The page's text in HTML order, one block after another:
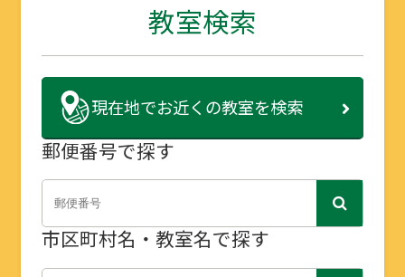
教室検索
現在地でお近くの教室を検索
郵便番号で探す
市区町村名・教室名で探す